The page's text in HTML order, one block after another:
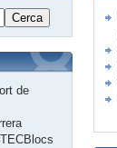
Cerca
de